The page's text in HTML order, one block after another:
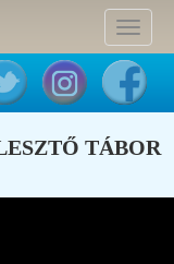
Toggle
TÁBOR